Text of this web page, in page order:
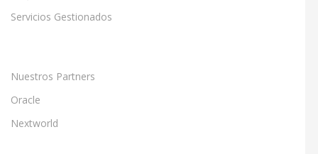
Servicios Gestionados
Nuestros Partners
Oracle
Nextworld